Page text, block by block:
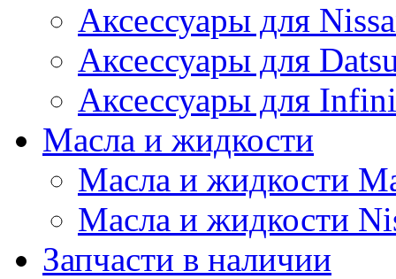
Аксессуары для
Аксессуары для
Аксессуары для
Масла и жидкости
Масла и жидкости
Масла и жидкости
Запчасти в наличии